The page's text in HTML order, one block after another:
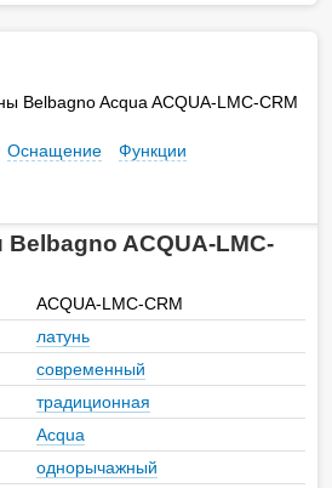
Belbagno Acqua ACQUA-LMC-CRM
Оснащение Функции
Belbagno ACQUA-LMC-
ACQUA-LMC-CRM
латунь
современный
традиционная
Acqua
однорычажный